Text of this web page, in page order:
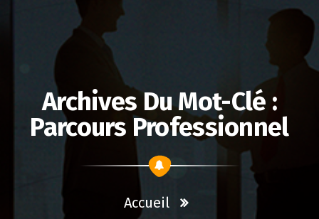
Archives Du Mot-Clé :
Parcours Professionnel
Accueil